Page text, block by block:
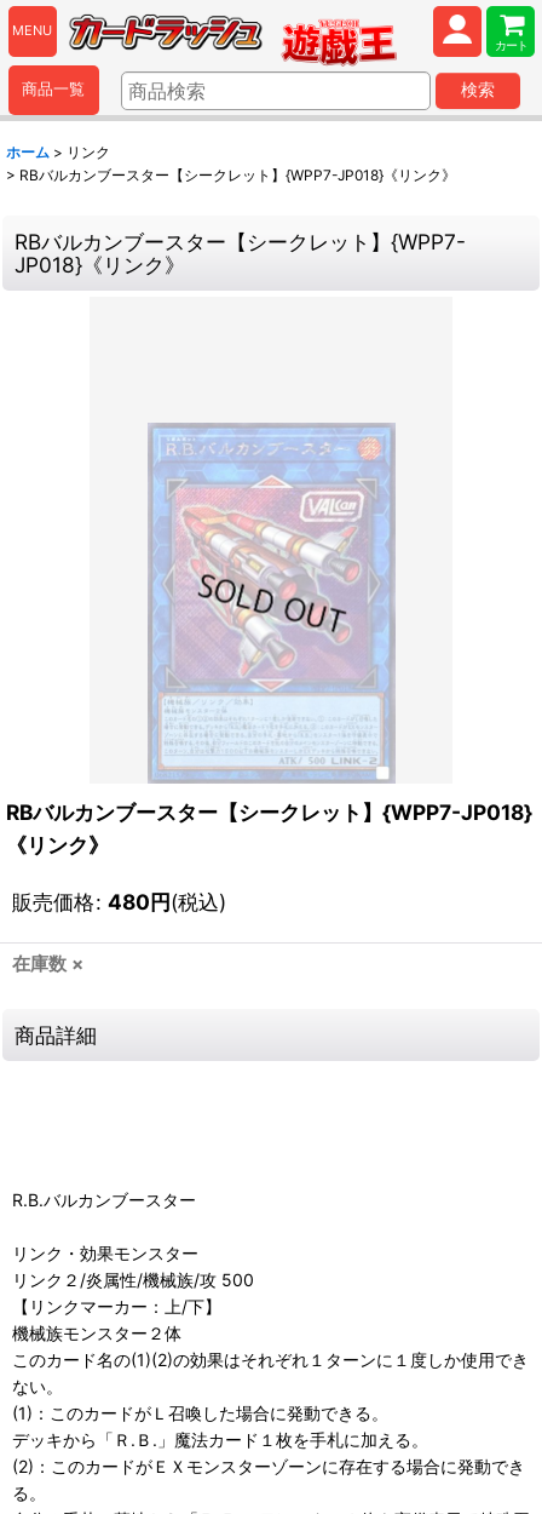
MENU
カート
商品一覧 検索
ホーム > リンク
> RBバルカンブースター【シークレット】{WPP7-JP018}《リンク》
RBバルカンブースター【シークレット】{WPP7-
JP018}《リンク》
RBバルカンブースター【シークレット】{WPP7-JP018}
《リンク》
販売価格: 480円(税込)
在庫数 ×
商品詳細
R.B.バルカンブースター
リンク・効果モンスター
リンク２/炎属性/機械族/攻 500
【リンクマーカー：上/下】
機械族モンスター２体
このカード名の(1)(2)の効果はそれぞれ１ターンに１度しか使用でき
ない。
(1)：このカードがＬ召喚した場合に発動できる。
デッキから「Ｒ.Ｂ.」魔法カード１枚を手札に加える。
(2)：このカードがＥＸモンスターゾーンに存在する場合に発動でき
る。